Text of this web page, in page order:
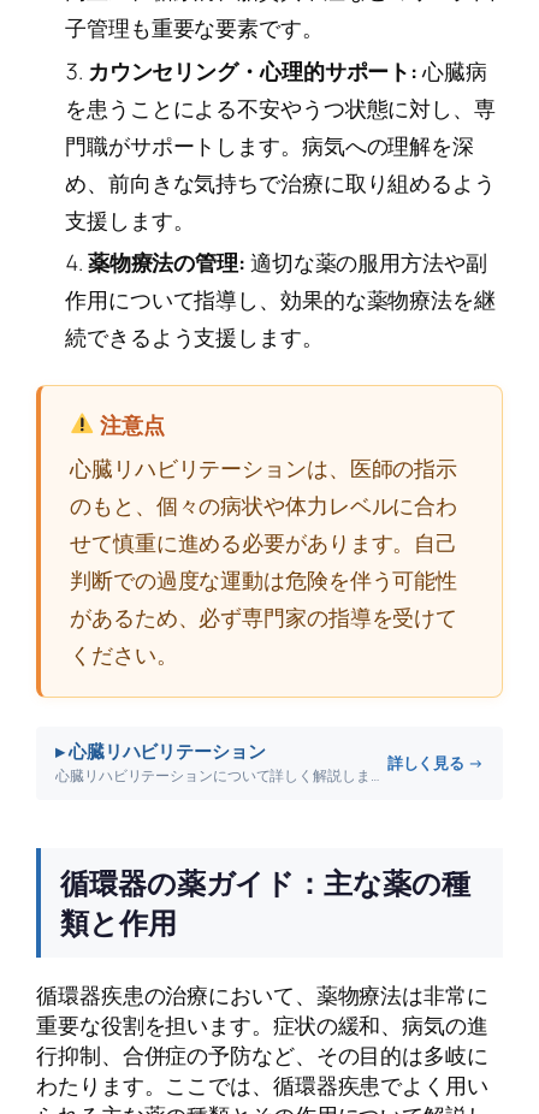
子管理も重要な要素です。
カウンセリング・心理的サポート:心臓病
を患うことによる不安やうつ状態に対し、専
門職がサポートします。病気への理解を深
め、前向きな気持ちで治療に取り組めるよう
支援します。
薬物療法の管理:適切な薬の服用方法や副
作用について指導し、効果的な薬物療法を継
続できるよう支援します。
注意点
心臓リハビリテーションは、医師の指示
のもと、個々の病状や体力レベルに合わ
せて慎重に進める必要があります。自己
判断での過度な運動は危険を伴う可能性
があるため、必ず専門家の指導を受けて
ください。
▸ 心臓リハビリテーション
心臓リハビリテーションについて詳しく解説します。
詳しく見る →
循環器の薬ガイド：主な薬の種
類と作用
循環器疾患の治療において、薬物療法は非常に
重要な役割を担います。症状の緩和、病気の進
行抑制、合併症の予防など、その目的は多岐に
わたります。ここでは、循環器疾患でよく用い